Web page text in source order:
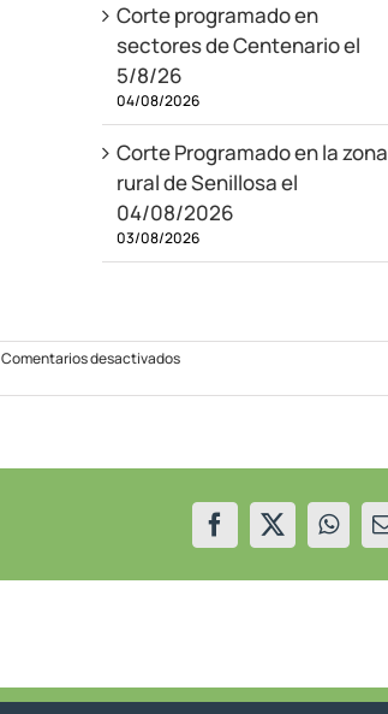
Corte programado en
sectores de Centenario el
5/8/26
04/08/2026
Corte Programado en la zona
rural de Senillosa el
04/08/2026
03/08/2026
Comentarios desactivadosen
Programado